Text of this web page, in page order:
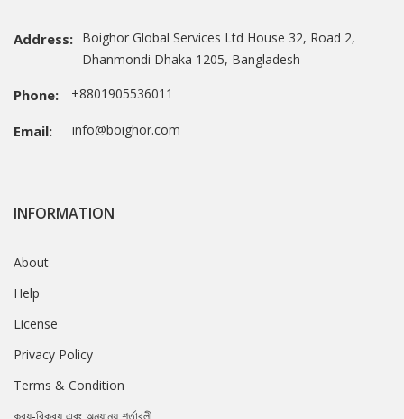
Address: Boighor Global Services Ltd House 32, Road 2,
Dhanmondi Dhaka 1205, Bangladesh
Phone: +8801905536011
Email: info@boighor.com
INFORMATION
About
Help
License
Privacy Policy
Terms & Condition